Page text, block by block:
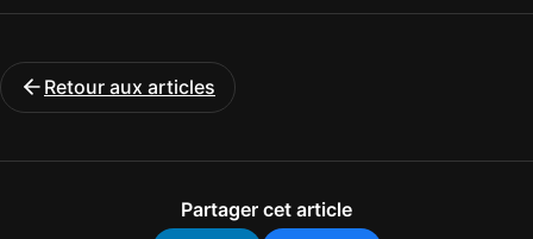
Retour aux articles
Partager cet article